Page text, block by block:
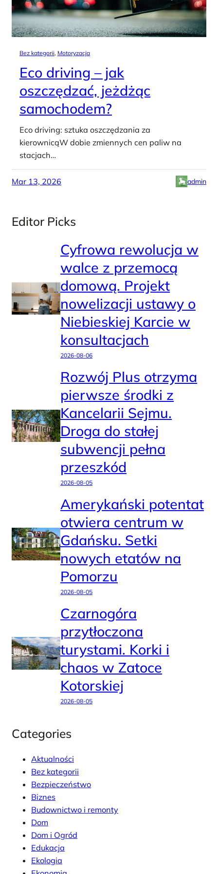
Bez kategorii, Motoryzacja
Eco driving – jak
oszczędzać, jeżdżąc
samochodem?
Eco driving: sztuka oszczędzania za
kierownicąW dobie zmiennych cen paliw na
stacjach…
Mar 13, 2026 admin
Editor Picks
Cyfrowa rewolucja w
walce z przemocą
domową. Projekt
nowelizacji ustawy o
Niebieskiej Karcie w
konsultacjach
2026-08-06
Rozwój Plus otrzyma
pierwsze środki z
Kancelarii Sejmu.
Droga do stałej
subwencji pełna
przeszkód
2026-08-05
Amerykański potentat
otwiera centrum w
Gdańsku. Setki
nowych etatów na
Pomorzu
2026-08-05
Czarnogóra
przytłoczona
turystami. Korki i
chaos w Zatoce
Kotorskiej
2026-08-05
Categories
Aktualności
Bez kategorii
Bezpieczeństwo
Biznes
Budownictwo i remonty
Dom
Dom i Ogród
Edukacja
Ekologia